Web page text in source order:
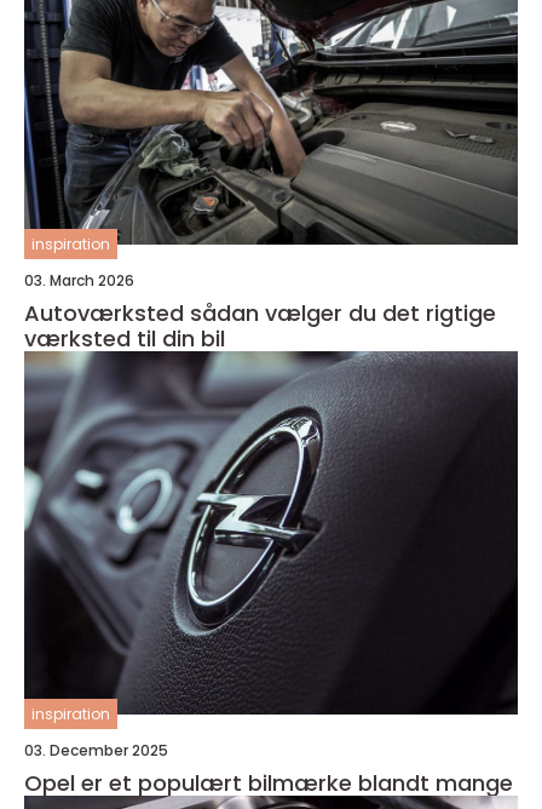
inspiration
03. March 2026
Autoværksted sådan vælger du det rigtige
værksted til din bil
inspiration
03. December 2025
Opel er et populært bilmærke blandt mange